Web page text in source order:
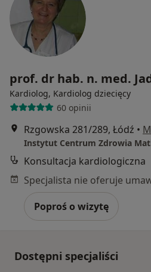
prof. dr hab. n. med.
Kardiolog, Kardiolog dziecięcy
60 opinii
Rzgowska 281/289, Łódź •
Instytut Centrum Zdrowia
Konsultacja kardiologiczna
Poproś o wizytę
Dostępni specjaliści